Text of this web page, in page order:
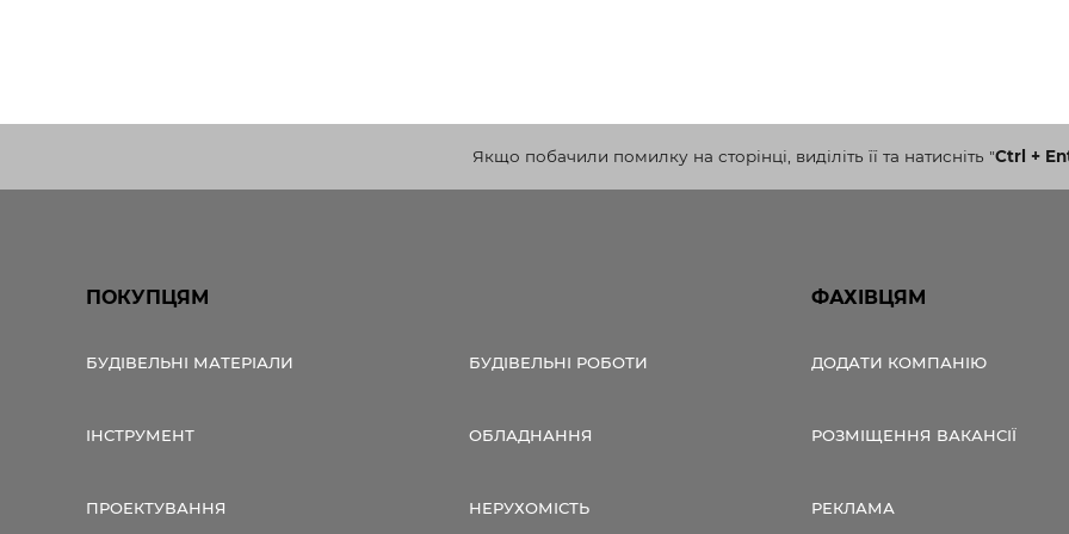
Якщо побачили помилку на сторінці, виділіть її та натисніть "Ctrl +
ПОКУПЦЯМ
БУДІВЕЛЬНІ МАТЕРІАЛИ БУДІВЕЛЬНІ РОБОТИ
ІНСТРУМЕНТ ОБЛАДНАННЯ
ПРОЕКТУВАННЯ НЕРУХОМІСТЬ
ФАХІВЦЯМ
ДОДАТИ КОМПАНІЮ
РОЗМІЩЕННЯ ВАКАНСІЇ
РЕКЛАМА